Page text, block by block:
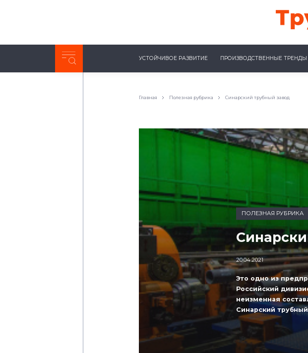
Неделя с ТМК. Выпуск №27 (225)
УСТОЙЧИВОЕ РАЗВИТИЕ ПРОИЗВОДСТВЕННЫЕ ТРЕНДЫ
Главная Полезная рубрика Синарский трубный завод
ПОЛЕЗНАЯ РУБРИКА
20.04.2021
Это одно из
Российский
неизменная
Синарский